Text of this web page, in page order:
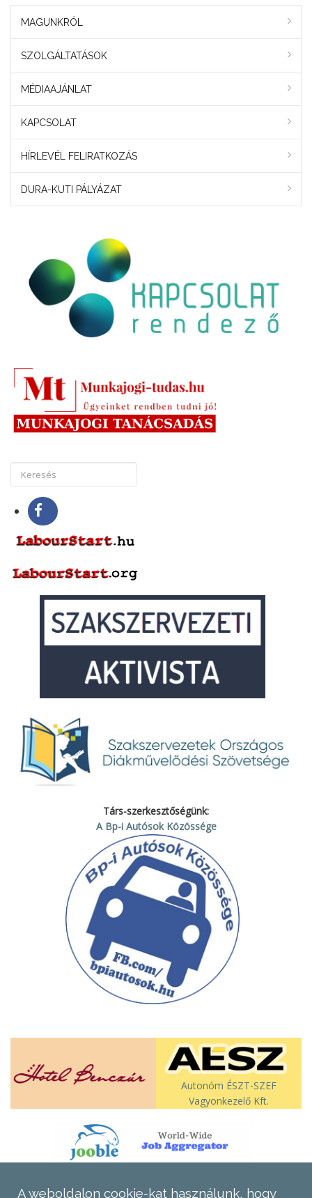
MAGUNKRÓL
SZOLGÁLTATÁSOK
MÉDIAAJÁNLAT
KAPCSOLAT
HÍRLEVÉL FELIRATKOZÁS
DURA-KUTI PÁLYÁZAT
Társ-szerkesztőségünk:
A Bp-i Autósok Közössége
Autonóm ÉSZT-SZEF
Vagyonkezelő Kft.
A weboldalon cookie-kat használunk, hogy